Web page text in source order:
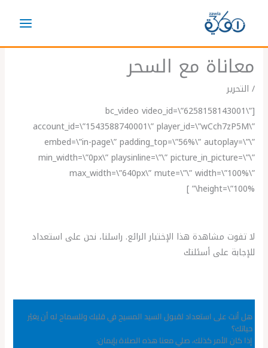
معاناة مع السحر
/ التحرير
[bc_video video_id=\”6258158143001\”
account_id=\”1543588740001\” player_id=\”wCch7zP5M\”
embed=\”in-page\” padding_top=\”56%\” autoplay=\”\”
min_width=\”0px\” playsinline=\”\” picture_in_picture=\”\”
max_width=\”640px\” mute=\”\” width=\”100%\”
height=\”100%\” ]
لا تفوت مشاهدة هذا الإختبار الرائع. راسلنا، نحن على استعداد
للإجابة على أسئلتك
هل أنت على استعداد لقبول السيد المسيح في قلبك وللسماح له أن يغيّر
حياتك؟
إذا كان الأمر كذلك، صلي معنا هذه الصلاة بإيمان: